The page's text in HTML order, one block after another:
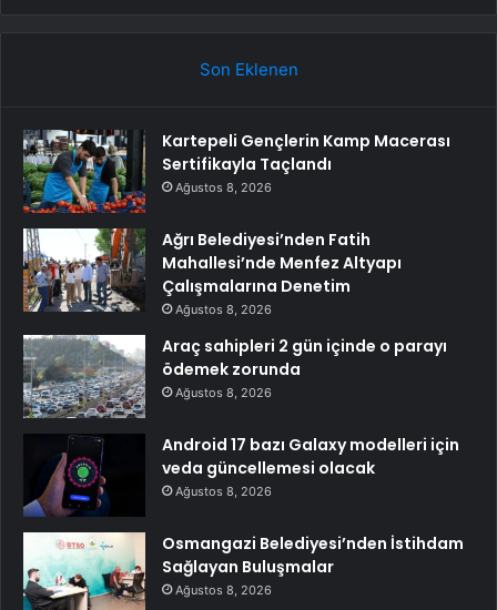
Son Eklenen
Kartepeli Gençlerin Kamp Macerası
Sertifikayla Taçlandı
Ağustos 8, 2026
Ağrı Belediyesi’nden Fatih
Mahallesi’nde Menfez Altyapı
Çalışmalarına Denetim
Ağustos 8, 2026
Araç sahipleri 2 gün içinde o parayı
ödemek zorunda
Ağustos 8, 2026
Android 17 bazı Galaxy modelleri için
veda güncellemesi olacak
Ağustos 8, 2026
Osmangazi Belediyesi’nden İstihdam
Sağlayan Buluşmalar
Ağustos 8, 2026